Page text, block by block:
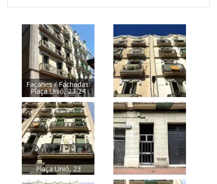
Façanes / Fachadas:
Plaça Unió, 23-24
Plaça Unió, 23